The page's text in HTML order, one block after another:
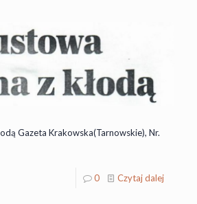
Gazeta Krakowska(Tarnowskie), Nr.
0 Czytaj dalej